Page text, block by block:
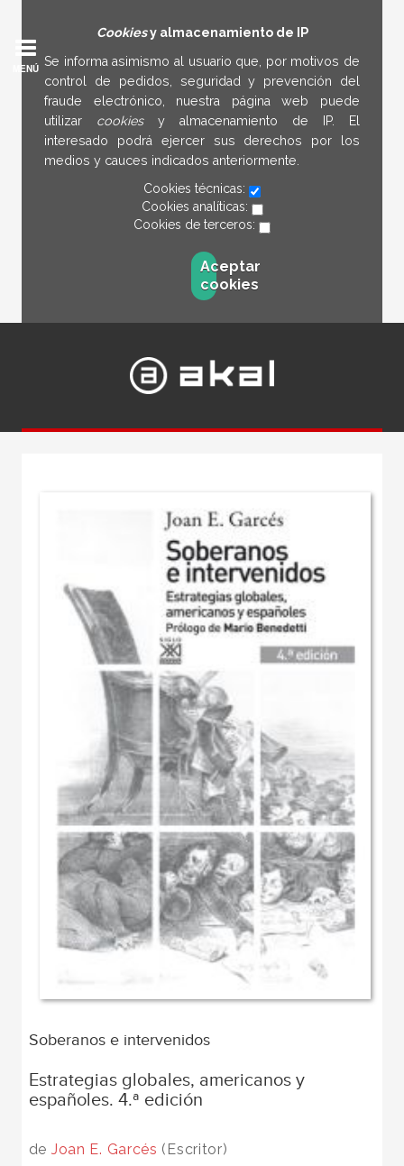
Cookiesy almacenamiento de IP
Se informa asimismo al usuario que, por motivos de
control de pedidos, seguridad y prevención del
fraude electrónico, nuestra página web puede
utilizar cookies y almacenamiento de IP. El
interesado podrá ejercer sus derechos por los
medios y cauces indicados anteriormente.
Cookies técnicas:
Cookies analíticas:
Cookies de terceros:
Aceptar
cookies
MENÚ
Soberanos e intervenidos
Estrategias globales, americanos y
españoles. 4.ª edición
de Joan E. Garcés (Escritor)